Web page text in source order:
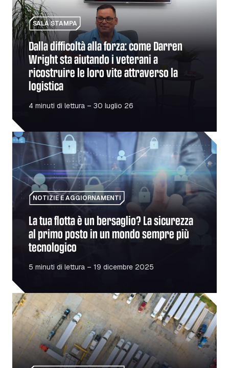
SALA STAMPA
Dalla difficoltà alla forza: come Darren
Wright sta aiutando i veterani a
ricostruire le loro vite attraverso la
logistica
4 minuti di lettura – 30 luglio 26
La tua flotta è un bersaglio? La sicurezza al primo
NOTIZIE E AGGIORNAMENTI
La tua flotta è un bersaglio? La sicurezza
al primo posto in un mondo sempre più
tecnologico
5 minuti di lettura – 19 dicembre 2025
Tendenze nel settore degli autocarri: previsioni per il